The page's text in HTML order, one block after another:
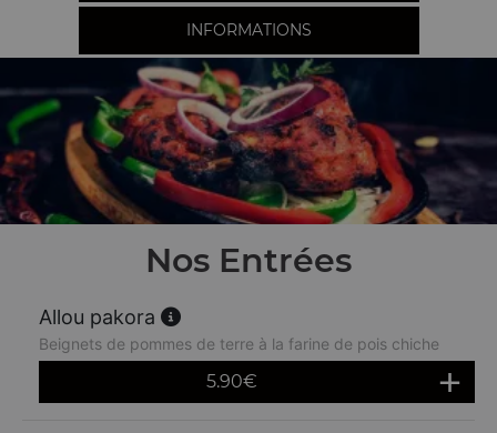
INFORMATIONS
Nos Entrées
Allou pakora
Beignets de pommes de terre à la farine de pois chiche
5.90€